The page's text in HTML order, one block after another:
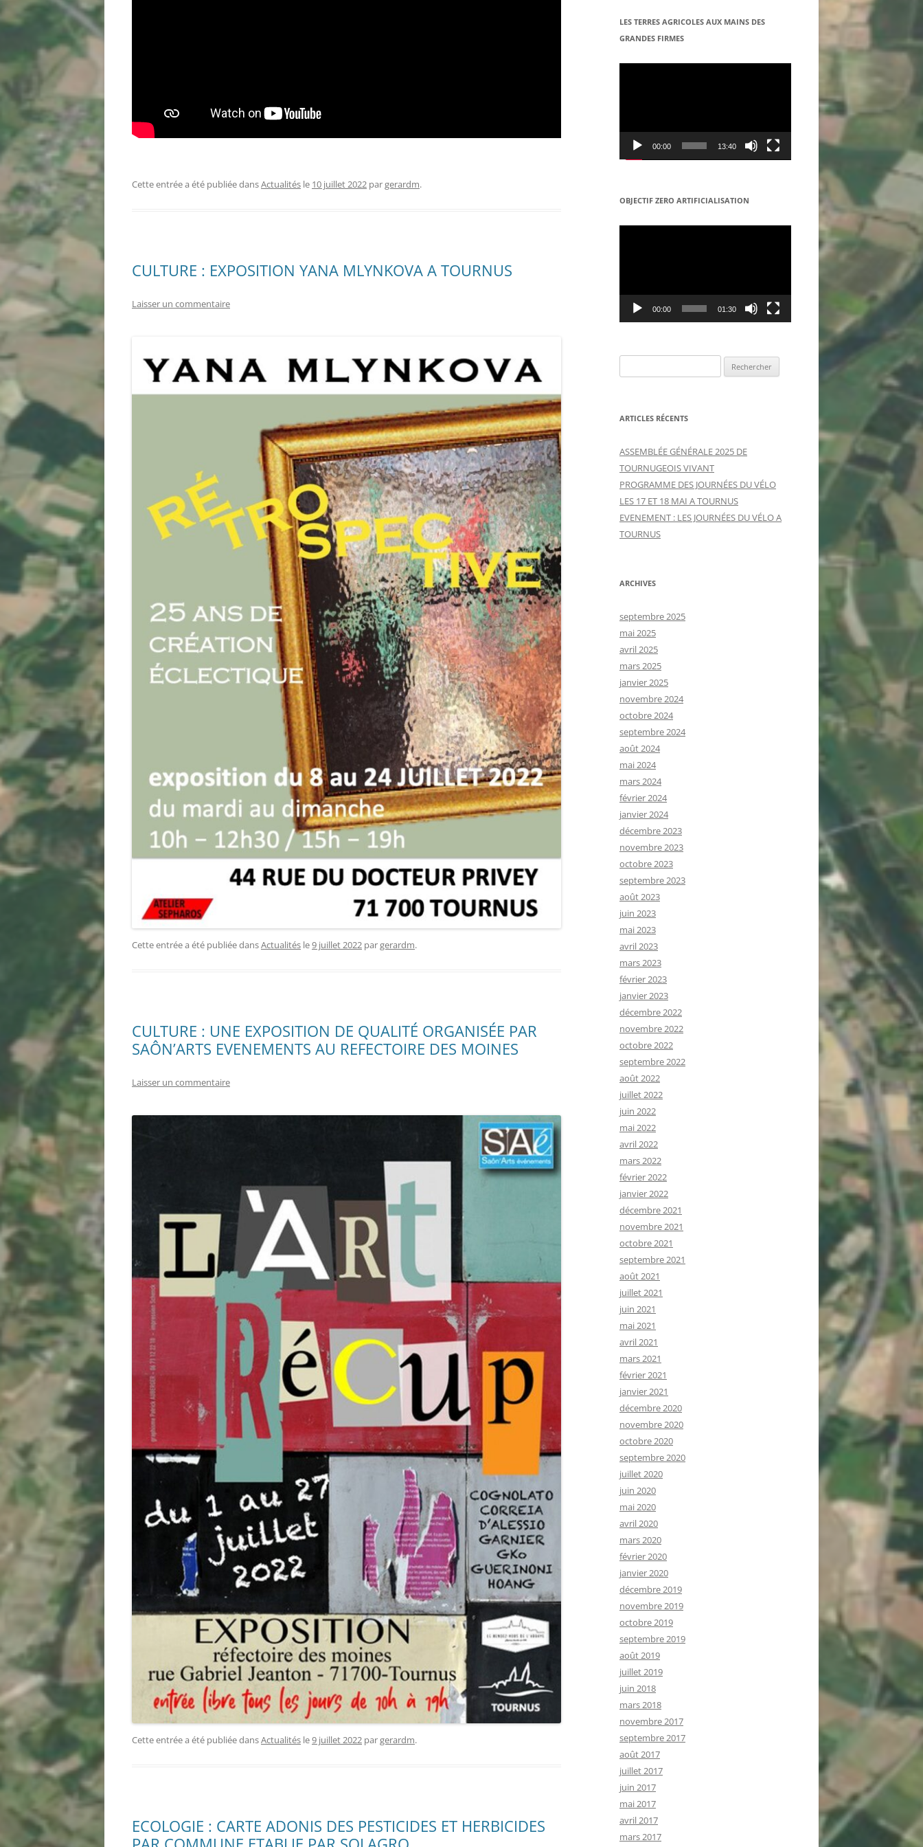
DE SENNECEY-LE-GRAND
Cette entrée a été publiée dansActualités le 10 juillet 2022 pargerardm.
CULTURE : EXPOSITION YANA MLYNKOVA A TOURNUS
Laisser un commentaire
Cette entrée a été publiée dansActualités le9 juillet 2022 pargerardm.
CULTURE : UNE EXPOSITION DE QUALITÉ ORGANISÉE PAR
SAÔN’ARTS EVENEMENTS AU REFECTOIRE DES MOINES
Laisser un commentaire
Cette entrée a été publiée dansActualités le9 juillet 2022 pargerardm.
ECOLOGIE : CARTE ADONIS DES PESTICIDES ET HERBICIDES
LES TERRES AGRICOLES AUX MAINS DES
GRANDES FIRMES
Lecteur
00:00 13:40
OBJECTIF ZERO ARTIFICIALISATION
Lecteur
00:00 01:30
e
h
r
c
h
e
r
ARTICLES RÉCENTS
ASSEMBLÉE GÉNÉRALE 2025 DE
TOURNUGEOIS VIVANT
PROGRAMME DES JOURNÉES DU VÉLO
LES 17 ET 18 MAI A TOURNUS
EVENEMENT : LES JOURNÉES DU VÉLO A
TOURNUS
ARCHIVES
septembre 2025
mai 2025
avril 2025
mars 2025
janvier 2025
novembre 2024
octobre 2024
septembre 2024
août 2024
mai 2024
mars 2024
février 2024
janvier 2024
décembre 2023
novembre 2023
octobre 2023
septembre 2023
août 2023
juin 2023
mai 2023
avril 2023
mars 2023
février 2023
janvier 2023
décembre 2022
novembre 2022
octobre 2022
septembre 2022
août 2022
juillet 2022
juin 2022
mai 2022
avril 2022
mars 2022
février 2022
janvier 2022
décembre 2021
novembre 2021
octobre 2021
septembre 2021
août 2021
juillet 2021
juin 2021
mai 2021
avril 2021
mars 2021
février 2021
janvier 2021
décembre 2020
novembre 2020
octobre 2020
septembre 2020
juillet 2020
juin 2020
mai 2020
avril 2020
mars 2020
février 2020
janvier 2020
décembre 2019
novembre 2019
octobre 2019
septembre 2019
août 2019
juillet 2019
juin 2018
mars 2018
novembre 2017
septembre 2017
août 2017
juillet 2017
juin 2017
mai 2017
avril 2017
mars 2017